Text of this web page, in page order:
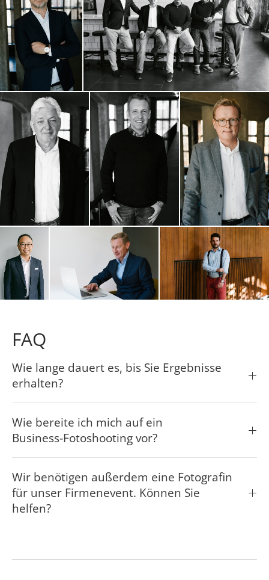
FAQ
Wie lange dauert es, bis Sie Ergebnisse
erhalten?
Wie bereite ich mich auf ein
Business‑Fotoshooting vor?
Wir benötigen außerdem eine Fotografin
für unser Firmenevent. Können Sie
helfen?